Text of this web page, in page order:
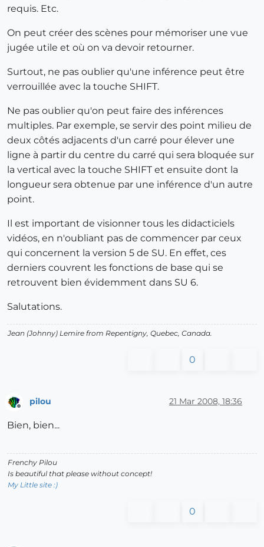
requis. Etc.
On peut créer des scènes pour mémoriser une vue
jugée utile et où on va devoir retourner.
Surtout, ne pas oublier qu'une inférence peut être
verrouillée avec la touche SHIFT.
Ne pas oublier qu'on peut faire des inférences
multiples. Par exemple, se servir des point milieu de
deux côtés adjacents d'un carré pour élever une
ligne à partir du centre du carré qui sera bloquée sur
la vertical avec la touche SHIFT et ensuite dont la
longueur sera obtenue par une inférence d'un autre
point.
Il est important de visionner tous les didacticiels
vidéos, en n'oubliant pas de commencer par ceux
qui concernent la version 5 de SU. En effet, ces
derniers couvrent les fonctions de base qui se
retrouvent bien évidemment dans SU 6.
Salutations.
Jean (Johnny) Lemire from Repentigny, Quebec, Canada.
0
pilou 21 Mar 2008, 18:36
Bien, bien...
Frenchy Pilou
Is beautiful that please without concept!
My Little site :)
0